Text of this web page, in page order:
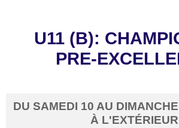
U11 (B):
PRE-
DU SAMEDI 10 AU DIMANCHE
À L'EXTÉRIEUR